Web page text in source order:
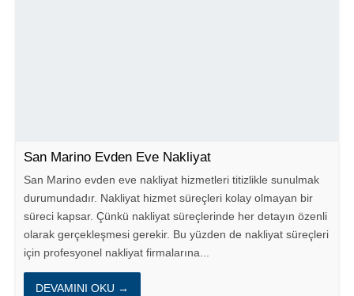
San Marino Evden Eve Nakliyat
San Marino evden eve nakliyat hizmetleri titizlikle sunulmak
durumundadır. Nakliyat hizmet süreçleri kolay olmayan bir
süreci kapsar. Çünkü nakliyat süreçlerinde her detayın özenli
olarak gerçekleşmesi gerekir. Bu yüzden de nakliyat süreçleri
için profesyonel nakliyat firmalarına...
DEVAMINI OKU →